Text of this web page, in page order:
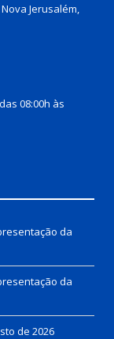
Jerusalém,
08:00h às
da
da
de 2026